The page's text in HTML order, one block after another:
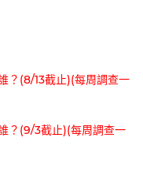
？(8/13截止)(每周調查一
？(9/3截止)(每周調查一